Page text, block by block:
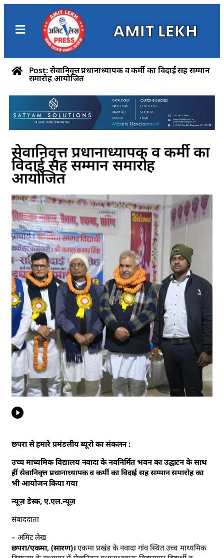
AMIT LEKH
Post: सेवानिवृत्त प्रधानाध्यापक व कर्मी का विदाई सह सम्मान
समारोह आयोजित
सेवानिवृत्त प्रधानाध्यापक व कर्मी का
विदाई सह सम्मान समारोह
आयोजित
छपरा से हमारे प्रमंडलीय ब्यूरो का संकलन :
उच्च माध्यमिक विद्यालय नवादा के नवनिर्मित भवन का उद्घाटन के साथ
हीं सेवानिवृत्त प्रधानाध्यापक व कर्मी का विदाई सह सम्मान समारोह का
भी आयोजन किया गया
न्यूज़ डेस्क, ए.एल.न्यूज़
संवाददाता
– अमिट लेख
छपरा/एकमा, (सारण)। एकमा प्रखंड के नवादा गांव स्थित उच्च माध्यमिक